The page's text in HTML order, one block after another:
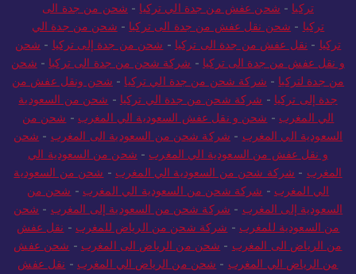
تركيا - شحن عفش من جدة الي تركيا - شحن من جدة الى
تركيا - شحن نقل عفش من جدة الى تركيا - شحن من جدة الي
تركيا - نقل عفش من جدة الى تركيا - شحن من جدة إلى تركيا - شحن
و نقل عفش من جدة الى تركيا - شركة شحن من جدة الى تركيا - شحن
من جدة لتركيا - شركة شحن من جدة الي تركيا - شحن ونقل عفش من
جدة إلى تركيا - شركة شحن من جدة الي تركيا - شحن من السعودية
الي المغرب - شحن و نقل عفش السعودية الي المغرب - شحن من
السعودية الي المغرب - شركة شحن من السعودية الى المغرب - شحن
و نقل عفش من السعودية الي المغرب - شحن من السعودية الي
المغرب - شركة شحن من السعودية الي المغرب - شحن من السعودية
الي المغرب - شركة شحن من السعودية الي المغرب - شحن من
السعودية إلى المغرب - شركة شحن من السعودية إلى المغرب - شحن
من السعودية للمغرب - شركة شحن من الرياض للمغرب - نقل عفش
من الرياض الى المغرب - شحن من الرياض الى المغرب - شحن عفش
من الرياض الي المغرب - شحن من الرياض الي المغرب - نقل عفش